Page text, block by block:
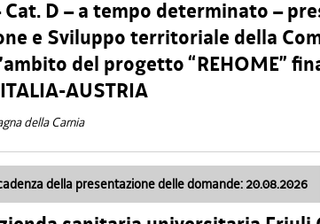
Cat. D – a tempo determinato –
e Sviluppo territoriale della
del progetto “REHOME”
AUSTRIA
della Carnia
della presentazione delle domande: 20.08.2026